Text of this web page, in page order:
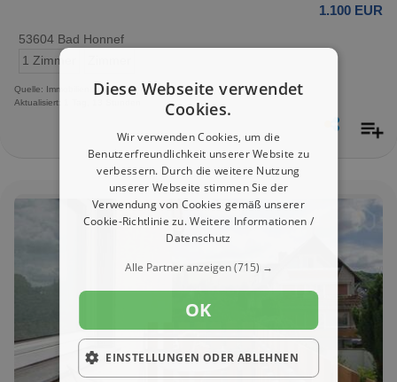
1.100 EUR
53604 Bad Honnef
1 Zimmer
Quelle: Immobilienscout24.de
Aktualisiert: 1 Tag, 13 Stunden
Diese Webseite verwendet
Cookies.
Wir verwenden Cookies, um die
Benutzerfreundlichkeit unserer Website zu
verbessern. Durch die weitere Nutzung
unserer Webseite stimmen Sie der
Verwendung von Cookies gemäß unserer
Cookie-Richtlinie zu.Weitere Informationen /
Datenschutz
Alle Partner anzeigen(715) →
OK
EINSTELLUNGEN ODER ABLEHNEN